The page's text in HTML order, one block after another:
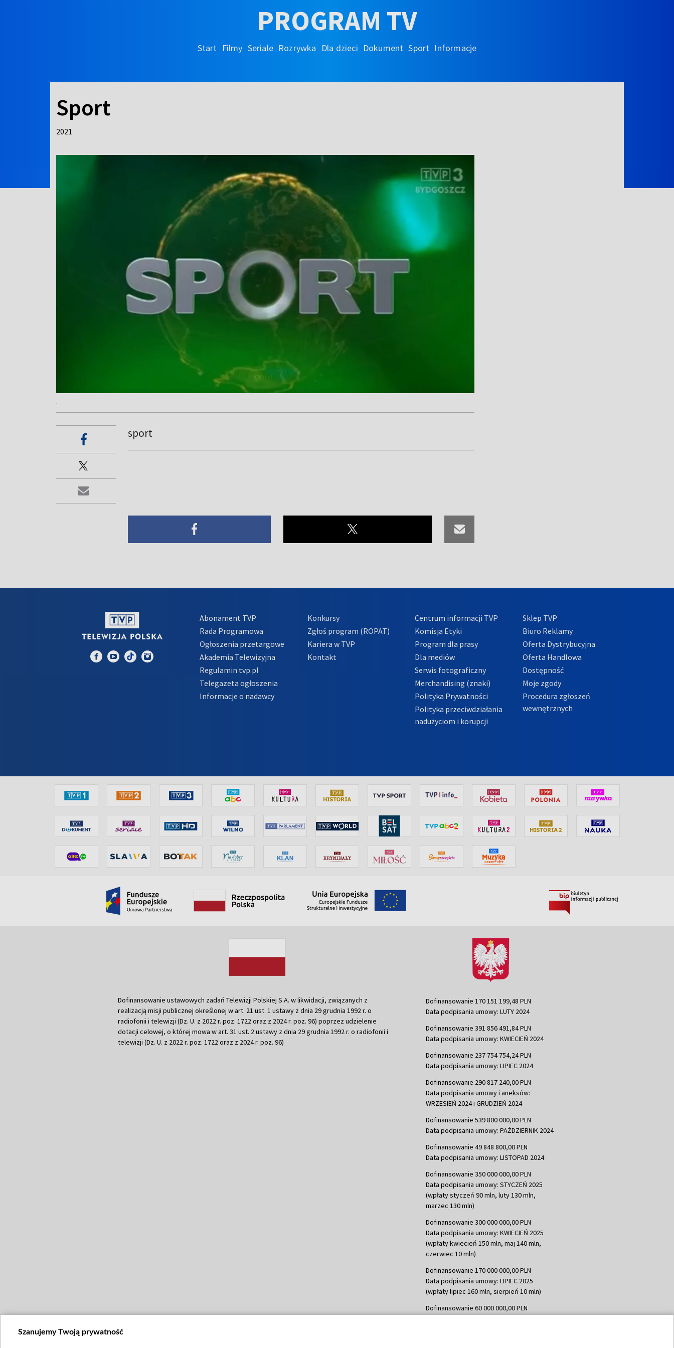
PROGRAM TV
Start Filmy Seriale Rozrywka Dla dzieci Dokument Sport Informacje
Sport
2021
.
sport
Abonament TVP
Rada Programowa
Ogłoszenia przetargowe
Akademia Telewizyjna
Regulamin tvp.pl
Telegazeta ogłoszenia
Informacje o nadawcy
Konkursy
Zgłoś program (ROPAT)
Kariera w TVP
Kontakt
Centrum informacji TVP
Komisja Etyki
Program dla prasy
Dla mediów
Serwis fotograficzny
Merchandising (znaki)
Polityka Prywatności
Polityka przeciwdziałania
nadużyciom i korupcji
Sklep TVP
Biuro Reklamy
Oferta Dystrybucyjna
Oferta Handlowa
Dostępność
Moje zgody
Procedura zgłoszeń
wewnętrznych
Dofinansowanie ustawowych zadań Telewizji Polskiej S.A. w likwidacji, związanych z
realizacją misji publicznej określonej w art. 21 ust. 1 ustawy z dnia 29 grudnia 1992 r. o
radiofonii i telewizji (Dz. U. z 2022 r. poz. 1722 oraz z 2024 r. poz. 96) poprzez udzielenie
dotacji celowej, o której mowa w art. 31 ust. 2 ustawy z dnia 29 grudnia 1992 r. o radiofonii i
telewizji (Dz. U. z 2022 r. poz. 1722 oraz z 2024 r. poz. 96)
Dofinansowanie 170 151 199,48 PLN
Data podpisania umowy: LUTY 2024
Dofinansowanie 391 856 491,84 PLN
Data podpisania umowy: KWIECIEŃ 2024
Dofinansowanie 237 754 754,24 PLN
Data podpisania umowy: LIPIEC 2024
Dofinansowanie 290 817 240,00 PLN
Data podpisania umowy i aneksów:
WRZESIEŃ 2024 i GRUDZIEŃ 2024
Dofinansowanie 539 800 000,00 PLN
Data podpisania umowy: PAŹDZIERNIK 2024
Dofinansowanie 49 848 800,00 PLN
Data podpisania umowy: LISTOPAD 2024
Dofinansowanie 350 000 000,00 PLN
Data podpisania umowy: STYCZEŃ 2025
(wpłaty styczeń 90 mln, luty 130 mln,
marzec 130 mln)
Dofinansowanie 300 000 000,00 PLN
Data podpisania umowy: KWIECIEŃ 2025
(wpłaty kwiecień 150 mln, maj 140 mln,
czerwiec 10 mln)
Dofinansowanie 170 000 000,00 PLN
Data podpisania umowy: LIPIEC 2025
(wpłaty lipiec 160 mln, sierpień 10 mln)
Dofinansowanie 60 000 000,00 PLN
Szanujemy Twoją prywatność